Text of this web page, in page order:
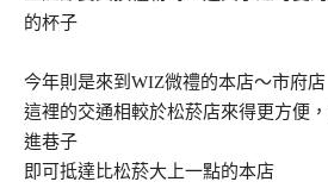
的杯子
今年則是來到 WIZ微禮的本店～市府店
這裡的交通相較於松菸店來得更方便
進巷子
即可抵達比松菸大上一點的本店